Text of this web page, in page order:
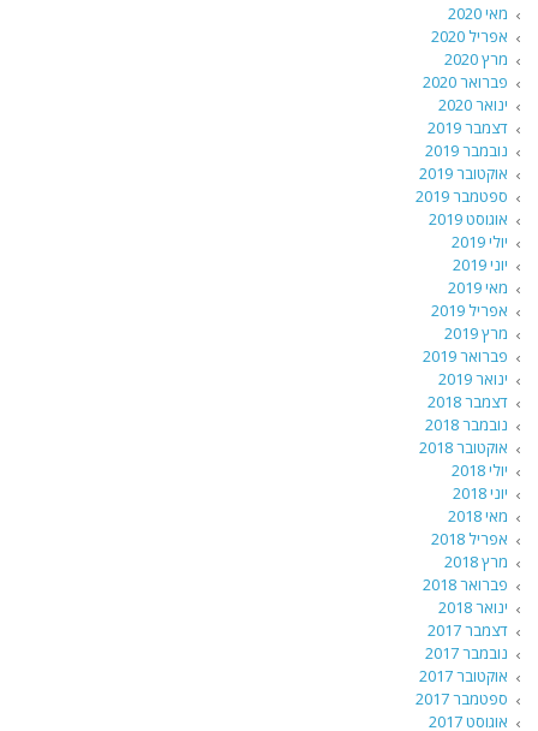
מאי 2020
אפריל 2020
מרץ 2020
פברואר 2020
ינואר 2020
דצמבר 2019
נובמבר 2019
אוקטובר 2019
ספטמבר 2019
אוגוסט 2019
יולי 2019
יוני 2019
מאי 2019
אפריל 2019
מרץ 2019
פברואר 2019
ינואר 2019
דצמבר 2018
נובמבר 2018
אוקטובר 2018
יולי 2018
יוני 2018
מאי 2018
אפריל 2018
מרץ 2018
פברואר 2018
ינואר 2018
דצמבר 2017
נובמבר 2017
אוקטובר 2017
ספטמבר 2017
אוגוסט 2017